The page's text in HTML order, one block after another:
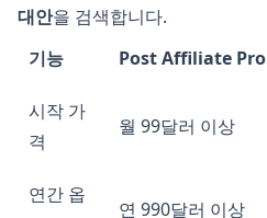
대안을 검색합니다.
기능
Post Affiliate Pro
시작 가
격
월 99달러 이상
연간 옵
연 990달러 이상